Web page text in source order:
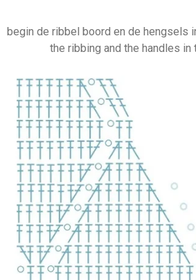
begin de ribbel boord en de hengsels
the ribbing and the handles in